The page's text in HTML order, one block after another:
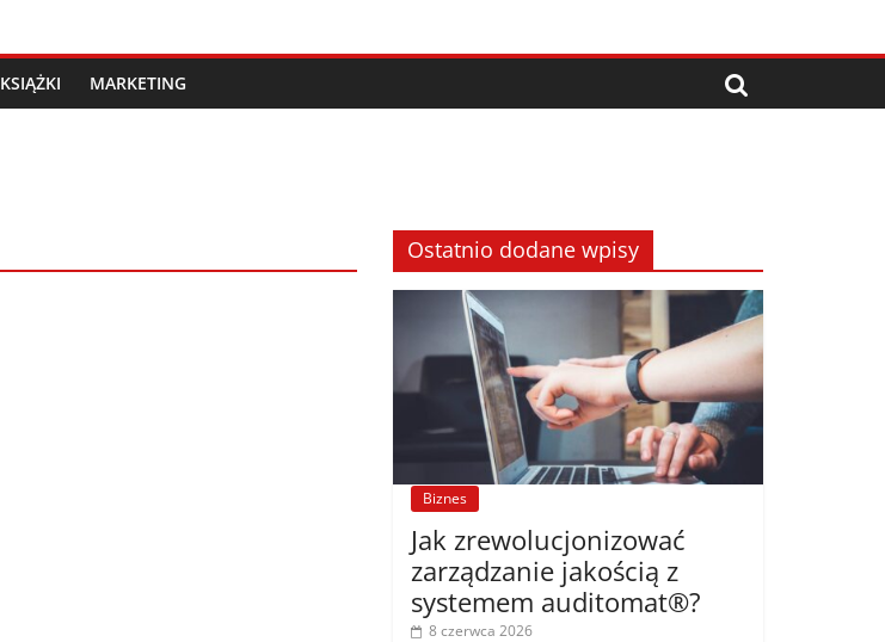
KSIĄŻKI MARKETING
Ostatnio dodane wpisy
Biznes
Jak zrewolucjonizować
zarządzanie jakością z
systemem auditomat®?
8 czerwca 2026